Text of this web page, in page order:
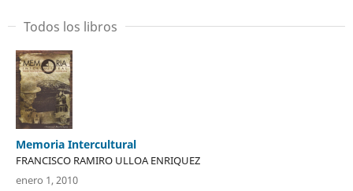
Todos los libros
Memoria Intercultural
FRANCISCO RAMIRO ULLOA ENRIQUEZ
enero 1, 2010